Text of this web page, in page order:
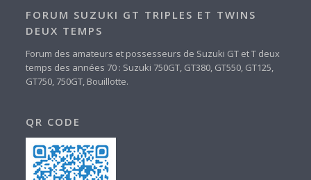
FORUM SUZUKI GT TRIPLES ET TWINS
DEUX TEMPS
Forum des amateurs et possesseurs de Suzuki GT et T deux
temps des années 70 : Suzuki 750GT, GT380, GT550, GT125,
GT750, 750GT, Bouillotte.
QR CODE